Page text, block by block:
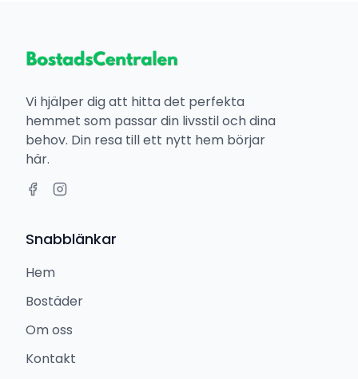
Vi hjälper dig att hitta det perfekta
hemmet som passar din livsstil och dina
behov. Din resa till ett nytt hem börjar
här.
Snabblänkar
Hem
Bostäder
Om oss
Kontakt